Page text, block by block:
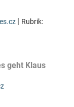
| Rubrik:
geht Klaus